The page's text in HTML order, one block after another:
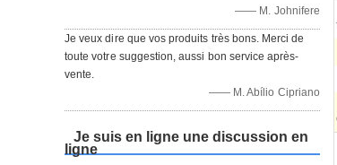
—— M. Johnifere
Je veux dire que vos produits très bons. Merci de
toute votre suggestion, aussi bon service après-
vente.
—— M. Abílio Cipriano
Je suis en ligne une discussion en
ligne